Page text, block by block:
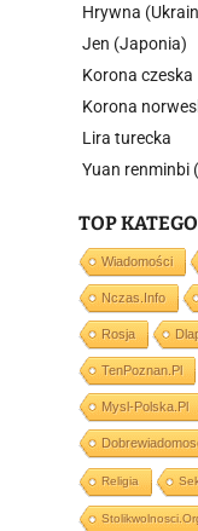
Hrywna
Jen (Japonia)
Korona czeska
Korona
Lira turecka
Yuan renminbi
TOP
Wiadomości
Nczas.info
Rosja
TenPoznan.pl
Mysl-Polska.pl
Religia